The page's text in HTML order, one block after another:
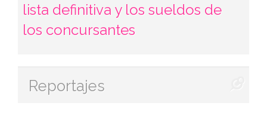
lista definitiva y los sueldos de
los concursantes
Reportajes